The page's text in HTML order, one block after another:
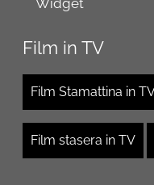
Film in TV
Film Stamattina in
Film stasera in TV